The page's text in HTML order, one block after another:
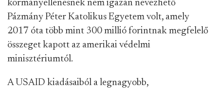
kormányellenesnek nem igazán nevezhető
Pázmány Péter Katolikus Egyetem volt, amely
2017 óta több mint 300 millió forintnak megfelelő
összeget kapott az amerikai védelmi
minisztériumtól.
A USAID kiadásaiból a legnagyobb,